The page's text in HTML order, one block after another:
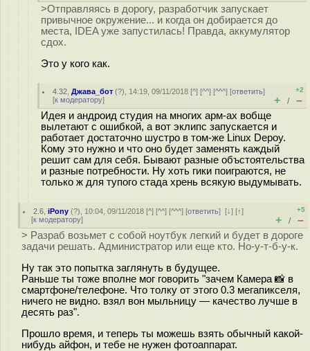
>Отправляясь в дорогу, разработчик запускает
привычное окружение... и когда он добирается до
места, IDEA уже запустилась! Правда, аккумулятор
сдох.
Это у кого как.
4.32 ,Джава_бот (?), 14:19, 09/11/2018 [^] [^^] [^^^] [ответить]
[к модератору]
+2
+ / –
Идея и андроид студия на многих арм-ах вобще
вылетают с ошибкой, а вот эклипс запускается и
работает достаточно шустро в том-же Linux Depoy.
Кому это нужно и что оно будет заменять каждый
решит сам для себя. Бывают разные объстоятельства
и разные потребности. Ну хоть гики поиграются, не
только ж для тупого стада хрень всякую выдумывать.
2.6 ,iPony (?), 10:04, 09/11/2018 [^] [^^] [^^^] [ответить][↓] [↑]
[к модератору]
+5
+ / –
> Разраб возьмет с собой ноутбук легкий и будет в дороге
задачи решать. Администратор или еще кто. Но-у-т-б-у-к.
Ну так это попытка заглянуть в будущее.
Раньше ты тоже вполне мог говорить "зачем Камера 📸 в
смартфоне/телефоне. Что толку от этого 0.3 мегапикселя,
ничего не видно. взял вон мыльницу — качество лучше в
десять раз".
Прошло время, и теперь ты можешь взять обычный какой-
нибудь айфон, и тебе не нужен фотоаппарат.